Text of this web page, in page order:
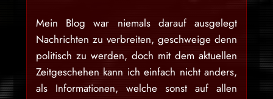
Mein Blog war niemals darauf ausgelegt
Nachrichten zu verbreiten, geschweige denn
politisch zu werden, doch mit dem aktuellen
Zeitgeschehen kann ich einfach nicht anders,
als Informationen, welche sonst auf allen